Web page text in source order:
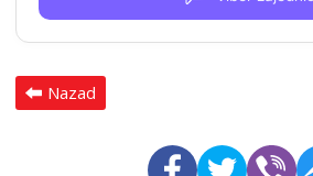
Nazad